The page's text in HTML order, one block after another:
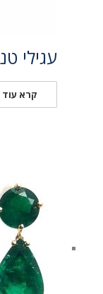
עגילי
קרא עוד